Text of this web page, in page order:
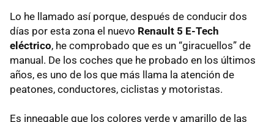
Lo he llamado así porque, después de conducir dos
días por esta zona el nuevo Renault 5 E-Tech
eléctrico, he comprobado que es un “giracuellos” de
manual. De los coches que he probado en los últimos
años, es uno de los que más llama la atención de
peatones, conductores, ciclistas y motoristas.
Es innegable que los colores verde y amarillo de las